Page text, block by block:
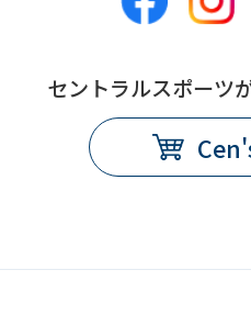
セントラルスポーツ